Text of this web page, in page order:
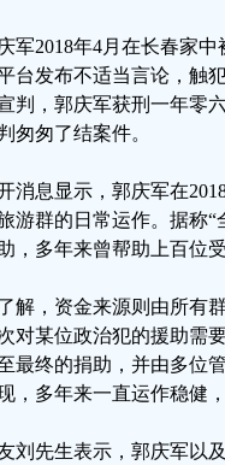
军2018年4月在长春家
台发布不适当言论，触
判，郭庆军获刑一年零
匆匆了结案件。
消息显示，郭庆军在
游群的日常运作。据称
，多年来曾帮助上百位
解，资金来源则由所有
对某位政治犯的援助需
最终的捐助，并由多位
，多年来一直运作稳健
刘先生表示，郭庆军以